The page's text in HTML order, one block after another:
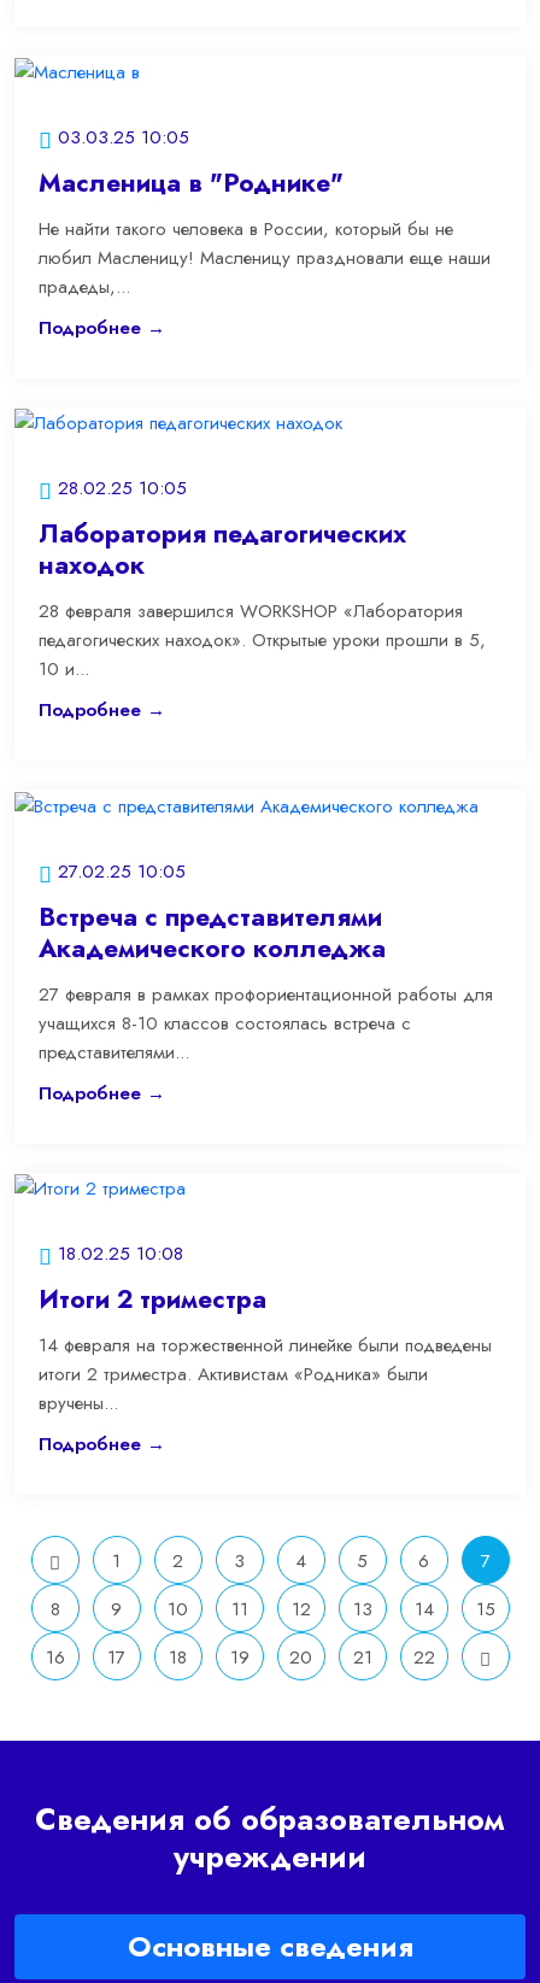
03.03.25 10:05
Масленица в "Роднике"
Не найти такого человека в России, который бы не
любил Масленицу! Масленицу праздновали еще наши
прадеды,...
Подробнее →
28.02.25 10:05
Лаборатория педагогических
находок
28 февраля завершился WORKSHOP «Лаборатория
педагогических находок». Открытые уроки прошли в 5,
10 и...
Подробнее →
27.02.25 10:05
Встреча с представителями
Академического колледжа
27 февраля в рамках профориентационной работы для
учащихся 8-10 классов состоялась встреча с
представителями...
Подробнее →
18.02.25 10:08
Итоги 2 триместра
14 февраля на торжественной линейке были подведены
итоги 2 триместра. Активистам «Родника» были
вручены...
Подробнее →
1 2 3 4 5 6
7
8
9 10 11 12 13 14
15
16
17 18 19 20 21 22
Сведения об образовательном
учреждении
Основные сведения